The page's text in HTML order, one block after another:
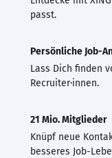
passt.
Persönliche Job-
Lass Dich finden
Recruiter·innen.
21 Mio. Mitglieder
Knüpf neue
besseres Job-